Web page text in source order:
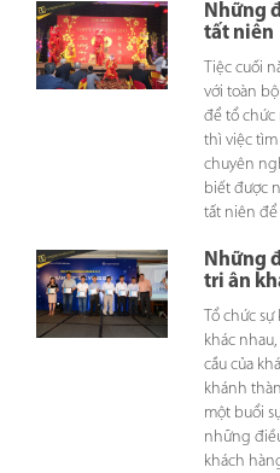
Những
tất niên
Tiệc cuối
với toàn
để tổ chức
thì việc
chuyên
biết được
tất niên
Những
tri ân
Tổ chức
khác
cầu của
khánh
một buổi
những
khách